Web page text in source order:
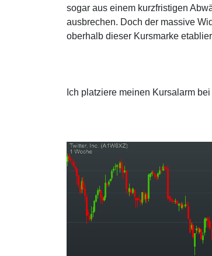
sogar aus einem kurzfristigen
ausbrechen. Doch der massive
oberhalb dieser Kursmarke
Ich platziere meinen Kursalarm